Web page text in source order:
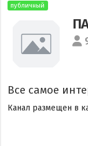
публичный
Все самое
Канал размещен в